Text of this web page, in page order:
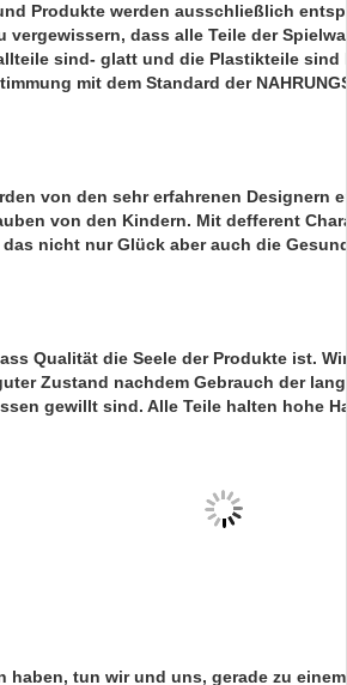
Produkte werden ausschließlich
vergewissern, dass alle Teile der
sind- glatt und die Plastikteile
mit dem Standard der
von den sehr erfahrenen Designern
von den Kindern. Mit defferent
nicht nur Glück aber auch die
Qualität die Seele der Produkte ist.
Zustand nachdem Gebrauch der
gewillt sind. Alle Teile halten hohe
haben, tun wir und uns, gerade zu